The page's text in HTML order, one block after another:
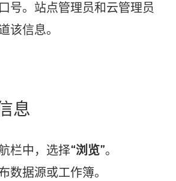
号。站点管理员和云管理员
该信息。
息
栏中，选择“浏览”。
数据源或工作簿。